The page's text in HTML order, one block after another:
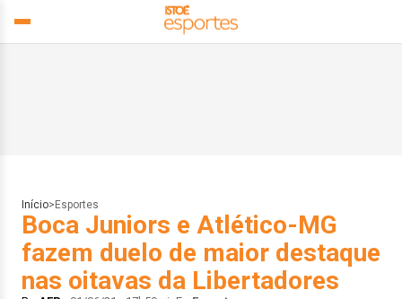
Início> Esportes
Boca Juniors e Atlético-MG
fazem duelo de maior destaque
nas oitavas da Libertadores